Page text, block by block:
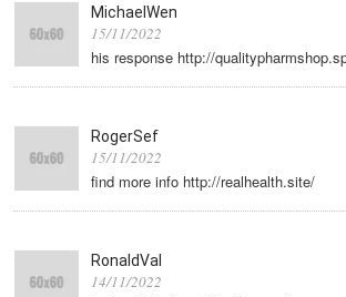
MichaelWen
15/11/2022
his response http://
RogerSef
15/11/2022
find more info http://realhealth.site/
RonaldVal
14/11/2022